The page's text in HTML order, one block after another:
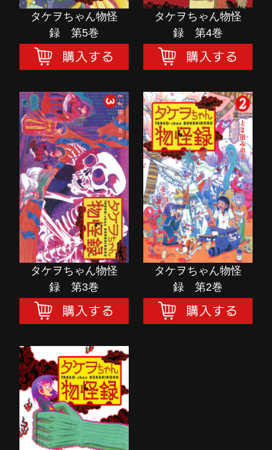
タケヲちゃん物怪
録 第5巻
タケヲちゃん物怪
録 第4巻
タケヲちゃん物怪
録 第3巻
購入する
タケヲちゃん物怪
録 第3巻
タケヲちゃん物怪
録 第2巻
購入する
タケヲちゃん物怪
録 第2巻
タケヲちゃん物怪
録 第1巻
購入する